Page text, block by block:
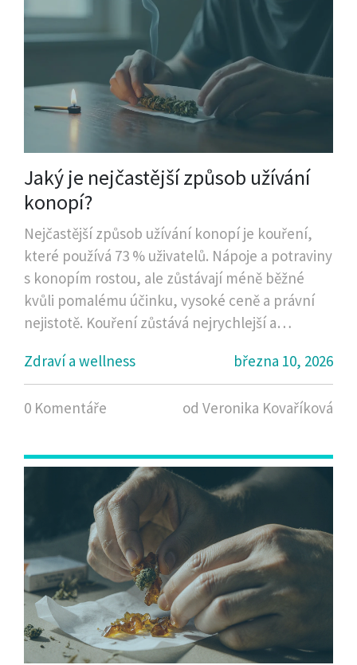
Jaký je nejčastější způsob užívání
konopí?
Nejčastější způsob užívání konopí je kouření,
které používá 73 % uživatelů. Nápoje a potraviny
s konopím rostou, ale zůstávají méně běžné
kvůli pomalému účinku, vysoké ceně a právní
nejistotě. Kouření zůstává nejrychlejší a
Zdraví a wellness
března 10, 2026
0 Komentáře od Veronika Kovaříková